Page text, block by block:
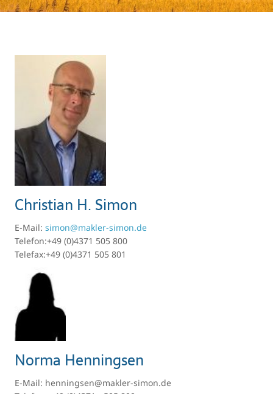
Christian H. Simon
E-Mail: simon@makler-simon.de
Telefon:+49 (0)4371 505 800
Telefax:+49 (0)4371 505 801
Norma Henningsen
E-Mail: henningsen@makler-simon.de